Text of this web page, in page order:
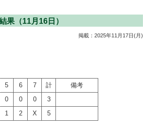
（11月16日）
掲載：2025年11月17日(月)
5 6 7 計
備考
0 0 0
3
1 2 X 5